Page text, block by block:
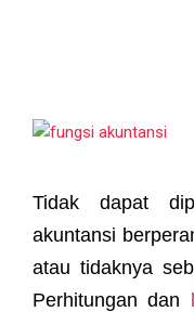
Tidak dapat
akuntansi
atau tidaknya
Perhitungan dan